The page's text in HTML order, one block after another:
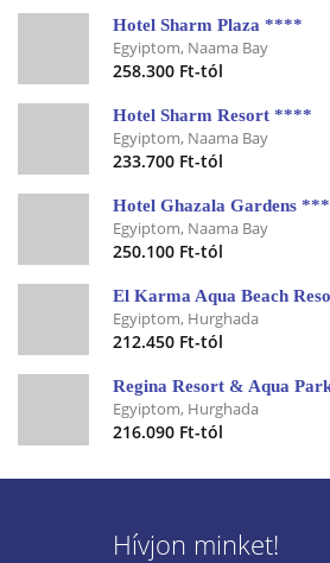
Hotel Sharm Plaza ****
Egyiptom, Naama Bay
258.300 Ft-tól
Hotel Sharm Resort ****
Egyiptom, Naama Bay
233.700 Ft-tól
Hotel Ghazala Gardens ***
Egyiptom, Naama Bay
250.100 Ft-tól
Egyiptom, Hurghada
212.450 Ft-tól
Egyiptom, Hurghada
216.090 Ft-tól
Hívjon minket!